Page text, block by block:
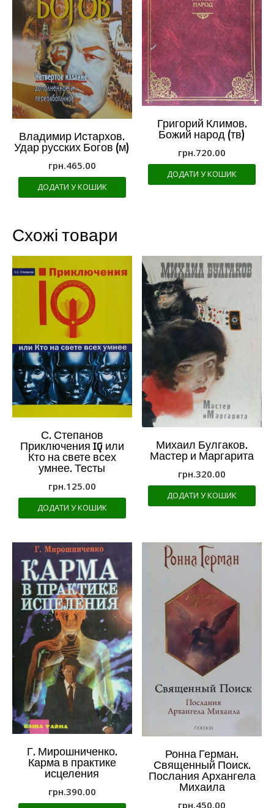
Владимир Истархов.
Удар русских Богов (м)
грн.465.00
ДОДАТИ У КОШИК
Григорий Климов.
Божий народ (тв)
грн.720.00
ДОДАТИ У КОШИК
Схожі товари
С. Степанов
Приключения IQ или
Кто на свете всех
умнее. Тесты
грн.125.00
ДОДАТИ У КОШИК
Михаил Булгаков.
Мастер и Маргарита
грн.320.00
ДОДАТИ У КОШИК
Г. Мирошниченко.
Карма в практике
исцеления
грн.390.00
Ронна Герман.
Священный Поиск.
Послания Архангела
Михаила
грн.450.00